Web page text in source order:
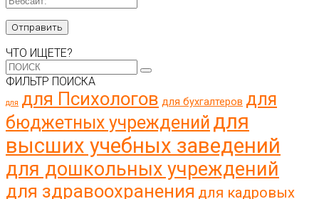
ЧТО ИЩЕТЕ?
ФИЛЬТР ПОИСКА
для для Психологов для бухгалтеров для
бюджетных учреждений для
высших учебных заведений
для дошкольных учреждений
для здравоохранения для кадровых